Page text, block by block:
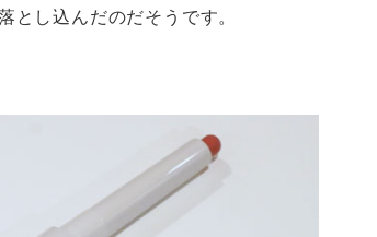
し込んだのだそうです。